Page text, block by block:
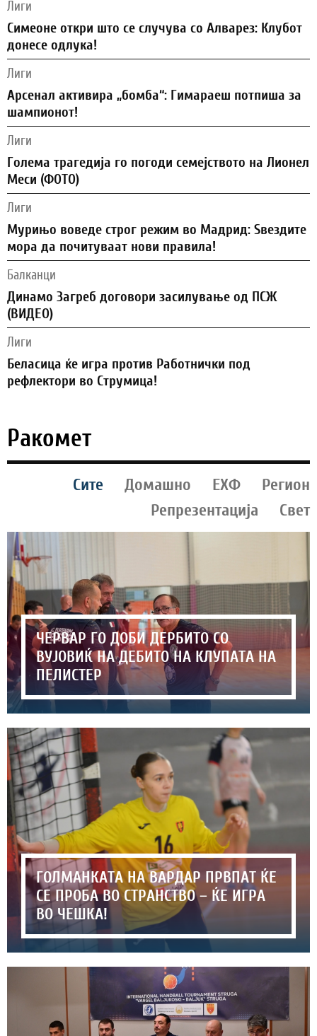
Лиги
Симеоне откри што се случува со Алварез: Клубот
донесе одлука!
Лиги
Арсенал активира „бомба“: Гимараеш потпиша за
шампионот!
Лиги
Голема трагедија го погоди семејството на Лионел
Меси (ФОТО)
Лиги
Мурињо воведе строг режим во Мадрид: Ѕвездите
мора да почитуваат нови правила!
Балканци
Динамо Загреб договори засилување од ПСЖ
(ВИДЕО)
Лиги
Беласица ќе игра против Работнички под
рефлектори во Струмица!
Ракомет
Сите Домашно ЕХФ
Регион
Репрезентација
Свет
ЧЕРВАР ГО ДОБИ ДЕРБИТО СО
ВУЈОВИЌ НА ДЕБИТО НА КЛУПАТА НА
ПЕЛИСТЕР
ГОЛМАНКАТА НА ВАРДАР ПРВПАТ ЌЕ
СЕ ПРОБА ВО СТРАНСТВО – ЌЕ ИГРА
ВО ЧЕШКА!